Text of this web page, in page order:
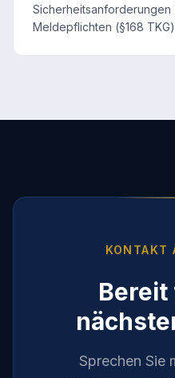
Sicherheitsanforderungen
Meldepflichten (§168
KONTAKT
Sprechen Sie